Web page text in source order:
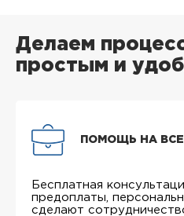
Делаем
простым и
ПОМОЩЬ НА
Бесплатная
предоплаты,
сделают